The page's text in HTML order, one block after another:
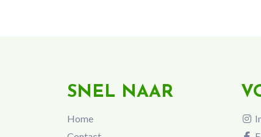
SNEL NAAR
Home